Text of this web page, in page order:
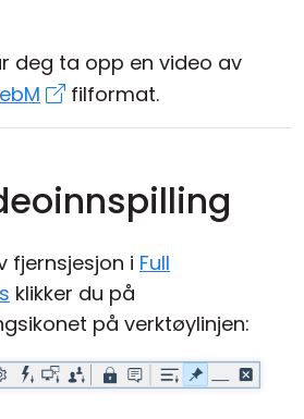
deg ta opp en video av
filformat.
fjernsjesjon i Full
klikker du på
på verktøylinjen: